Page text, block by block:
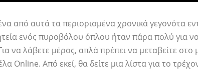
από αυτά τα περιορισμένα χρονικά γεγονότα
ενός πυροβόλου όπλου ήταν πάρα πολύ για
να λάβετε μέρος, απλά πρέπει να μεταβείτε
Online. Από εκεί, θα δείτε μια λίστα για το